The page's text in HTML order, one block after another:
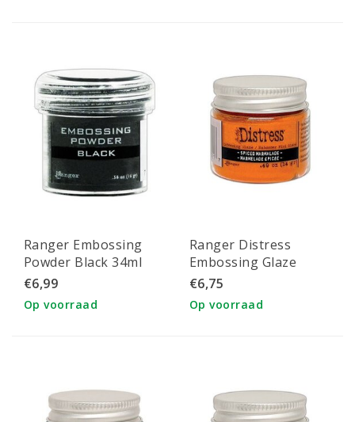
Ranger Embossing
Powder Black 34ml
€6,99
Op voorraad
Ranger Distress
Embossing Glaze
Spiced Marmalade
€6,75
Op voorraad